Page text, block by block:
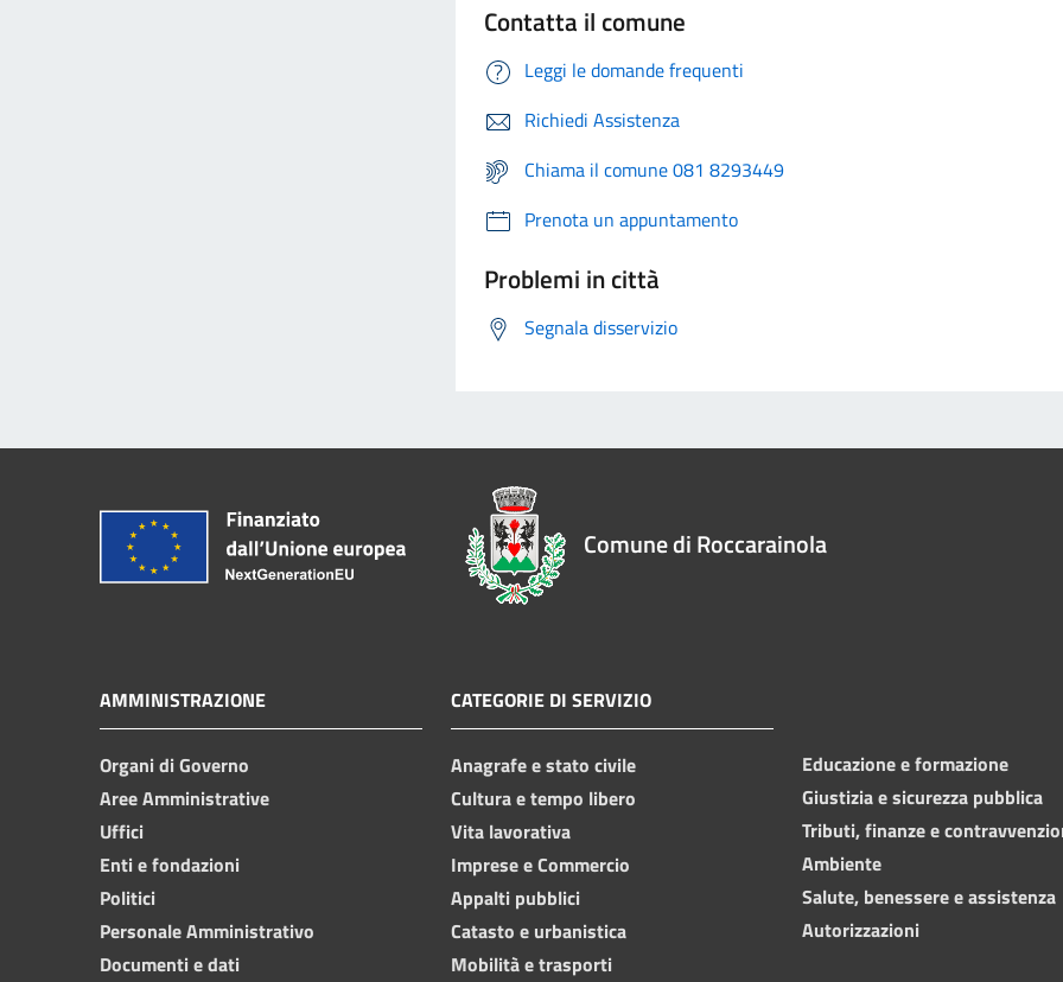
Contatta il comune
Leggi le domande frequenti
Richiedi Assistenza
Chiama il comune 081 8293449
Prenota un appuntamento
Problemi in città
Segnala disservizio
Comune di Roccarainola
AMMINISTRAZIONE
Organi di Governo
Aree Amministrative
Uffici
Enti e fondazioni
Politici
Personale Amministrativo
Documenti e dati
CATEGORIE DI SERVIZIO
Anagrafe e stato civile
Cultura e tempo libero
Vita lavorativa
Imprese e Commercio
Appalti pubblici
Catasto e urbanistica
Mobilità e trasporti
Educazione e formazione
Giustizia e sicurezza pubblica
Tributi, finanze e
Ambiente
Salute, benessere e assistenza
Autorizzazioni